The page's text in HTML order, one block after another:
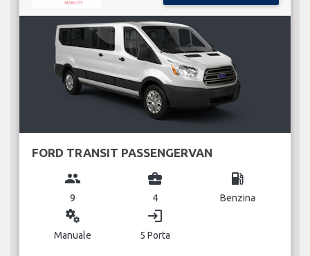
FORD TRANSIT PASSENGERVAN
group
9
business_center
4
local_gas_station
Benzina
miscellaneous_services
Manuale
login
5 Porta